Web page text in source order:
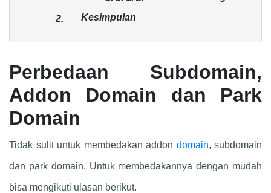
2. Kesimpulan
Perbedaan Subdomain,
Addon Domain dan Park
Domain
Tidak sulit untuk membedakan addon domain, subdomain
dan park domain. Untuk membedakannya dengan mudah
bisa mengikuti ulasan berikut.